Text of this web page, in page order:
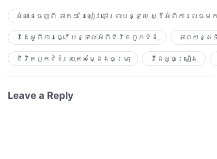
អំណានចេញពី ភាគ១ នៃសៀវភៅព្រះបន្ទូល ស្ដីអំពីការលេច
វីដេអូពីការធ្វើបន្ទាល់អំពីជីវិតពួកជំនុំ ភាពយន្
ជីវិតពួកជំនុំ៖ ឈុតសម្ដែងចម្រុះ វីដេអូចម្រៀង​
Leave a Reply